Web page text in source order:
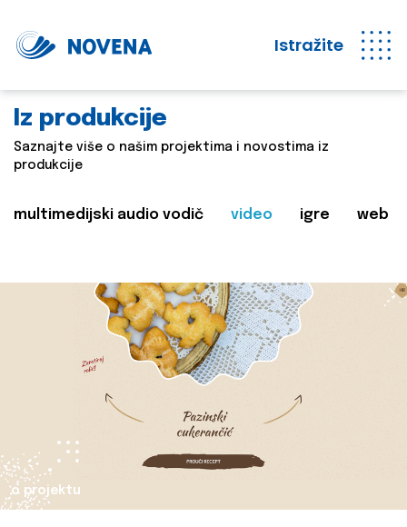
Istražite
Iz produkcije
Saznajte više o našim projektima i novostima iz
produkcije
multimedijski audio vodič video igre web
o projektu